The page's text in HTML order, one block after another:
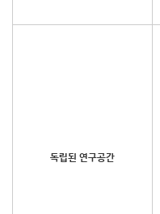
독립된 연구공간